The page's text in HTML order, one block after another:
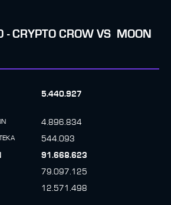
- CRYPTO CROW VS
MOON
5.440.927
4.896.834
544.093
91.668.623
79.097.125
12.571.498